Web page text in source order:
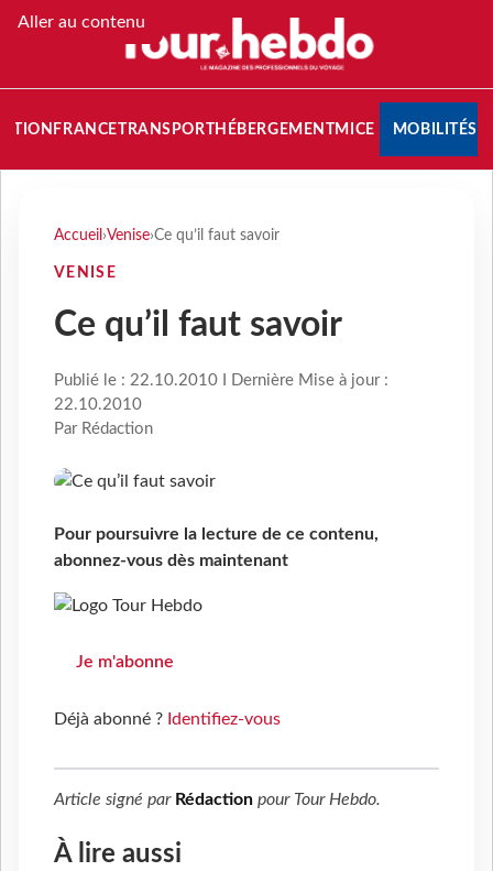
Aller au contenu
FRANCETRANSPORT HÉBERGEMENTMICE MOBILITÉS
Accueil ›Venise›Ce qu’il faut savoir
VENISE
Ce qu’il faut savoir
Publié le : 22.10.2010 I Dernière Mise à jour :
22.10.2010
Par Rédaction
Pour poursuivre la lecture de ce contenu,
abonnez-vous dès maintenant
Je m'abonne
Déjà abonné ? Identifiez-vous
Article signé par Rédaction pour Tour Hebdo.
À lire aussi